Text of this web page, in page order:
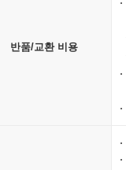
반품/교환 비용